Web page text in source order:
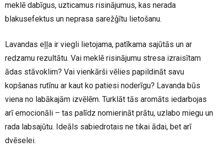
meklē dabīgus, uzticamus risinājumus, kas nerada
blakusefektus un neprasa sarežģītu lietošanu.
Lavandas eļļa ir viegli lietojama, patīkama sajūtās un ar
redzamu rezultātu. Vai meklē risinājumu stresa izraisītam
ādas stāvoklim? Vai vienkārši vēlies papildināt savu
kopšanas rutīnu ar kaut ko patiesi noderīgu? Lavanda būs
viena no labākajām izvēlēm. Turklāt tās aromāts iedarbojas
arī emocionāli – tas palīdz nomierināt prātu, uzlabo miegu un
rada labsajūtu. Ideāls sabiedrotais ne tikai ādai, bet arī
dvēselei.